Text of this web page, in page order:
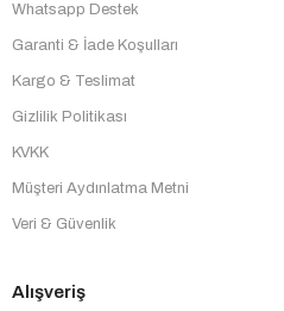
Whatsapp Destek
Garanti & İade Koşulları
Kargo & Teslimat
Gizlilik Politikası
KVKK
Müşteri Aydınlatma Metni
Veri & Güvenlik
Alışveriş